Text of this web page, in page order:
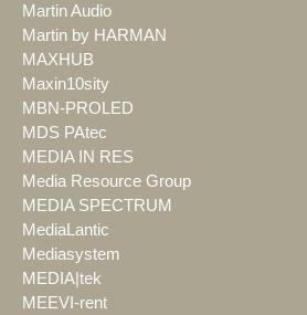
Martin Audio
Martin by HARMAN
MAXHUB
Maxin10sity
MBN-PROLED
MDS PAtec
MEDIA IN RES
Media Resource Group
MEDIA SPECTRUM
MediaLantic
Mediasystem
MEDIA|tek
MEEVI-rent